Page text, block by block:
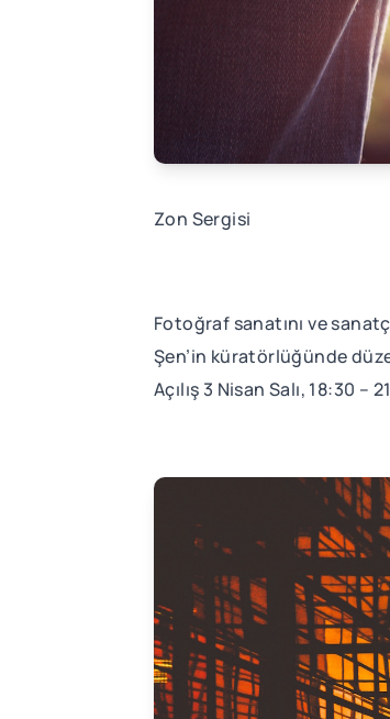
Zon Sergisi
Fotoğraf sanatını ve
Şen’in küratörlüğünde
Açılış 3 Nisan Salı, 18:30